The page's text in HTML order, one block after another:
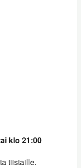
klo 21:00
tiistaille.